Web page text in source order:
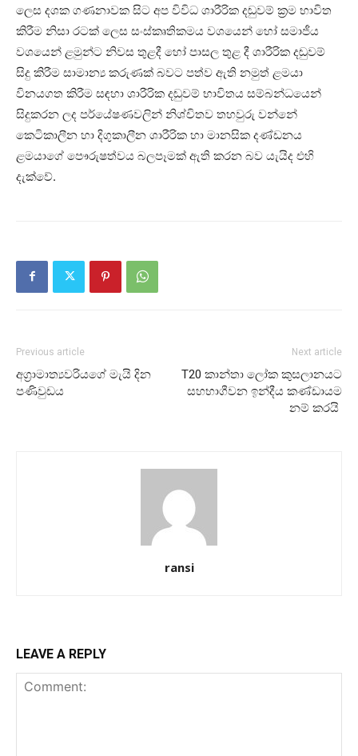
ලෙස දශක ගණනාවක සිට අප විවිධ ශාරීරික දඬුවම් ක්‍රම භාවිත
කිරීම නිසා රටක් ලෙස සංස්කෘතිකමය වශයෙන් හෝ සමාජීය
වශයෙන් ළමුන්ට නිවස තුළදී හෝ පාසල තුළ දී ශාරීරික දඬුවම්
සිදු කිරීම සාමාන්‍ය කරුණක් බවට පත්ව ඇති නමුත් ළමයා
විනයගත කිරීම සඳහා ශාරීරික දඬුවම් භාවිතය සම්බන්ධයෙන්
සිදුකරන ලද පර්යේෂණවලින් නිශ්චිතව තහවුරු වන්නේ
කෙටිකාලීන හා දිගුකාලීන ශාරීරික හා මානසික දණ්ඩනය
ළමයාගේ පෞරුෂත්වය බලපෑමක් ඇති කරන බව යැයිද එහි
දැක්වේ.
Previous article
අග්‍රාමාත්‍යවරියගේ මැයි දින
පණිවුඩය
Next article
T20 කාන්තා ලෝක කුසලානයට
සහභාගීවන ඉන්දීය කණ්ඩායම
නම් කරයි
ransi
LEAVE A REPLY